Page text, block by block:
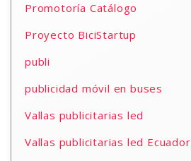
Promotoría Catálogo
Proyecto BiciStartup
publi
publicidad móvil en buses
Vallas publicitarias led
Vallas publicitarias led Ecuador